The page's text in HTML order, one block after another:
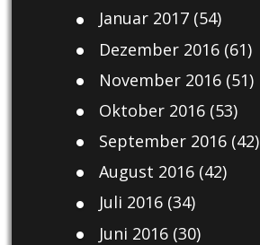
Januar 2017(54)
Dezember 2016(61)
November 2016(51)
Oktober 2016(53)
September 2016(42)
August 2016(42)
Juli 2016(34)
Juni 2016(30)